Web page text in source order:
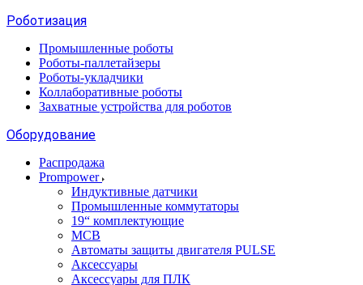
Роботизация
Промышленные роботы
Роботы-паллетайзеры
Роботы-укладчики
Коллаборативные роботы
Захватные устройства для роботов
Оборудование
Распродажа
Prompower
Индуктивные датчики
Промышленные коммутаторы
19“ комплектующие
MCB
Автоматы защиты двигателя PULSE
Аксессуары
Аксессуары для ПЛК